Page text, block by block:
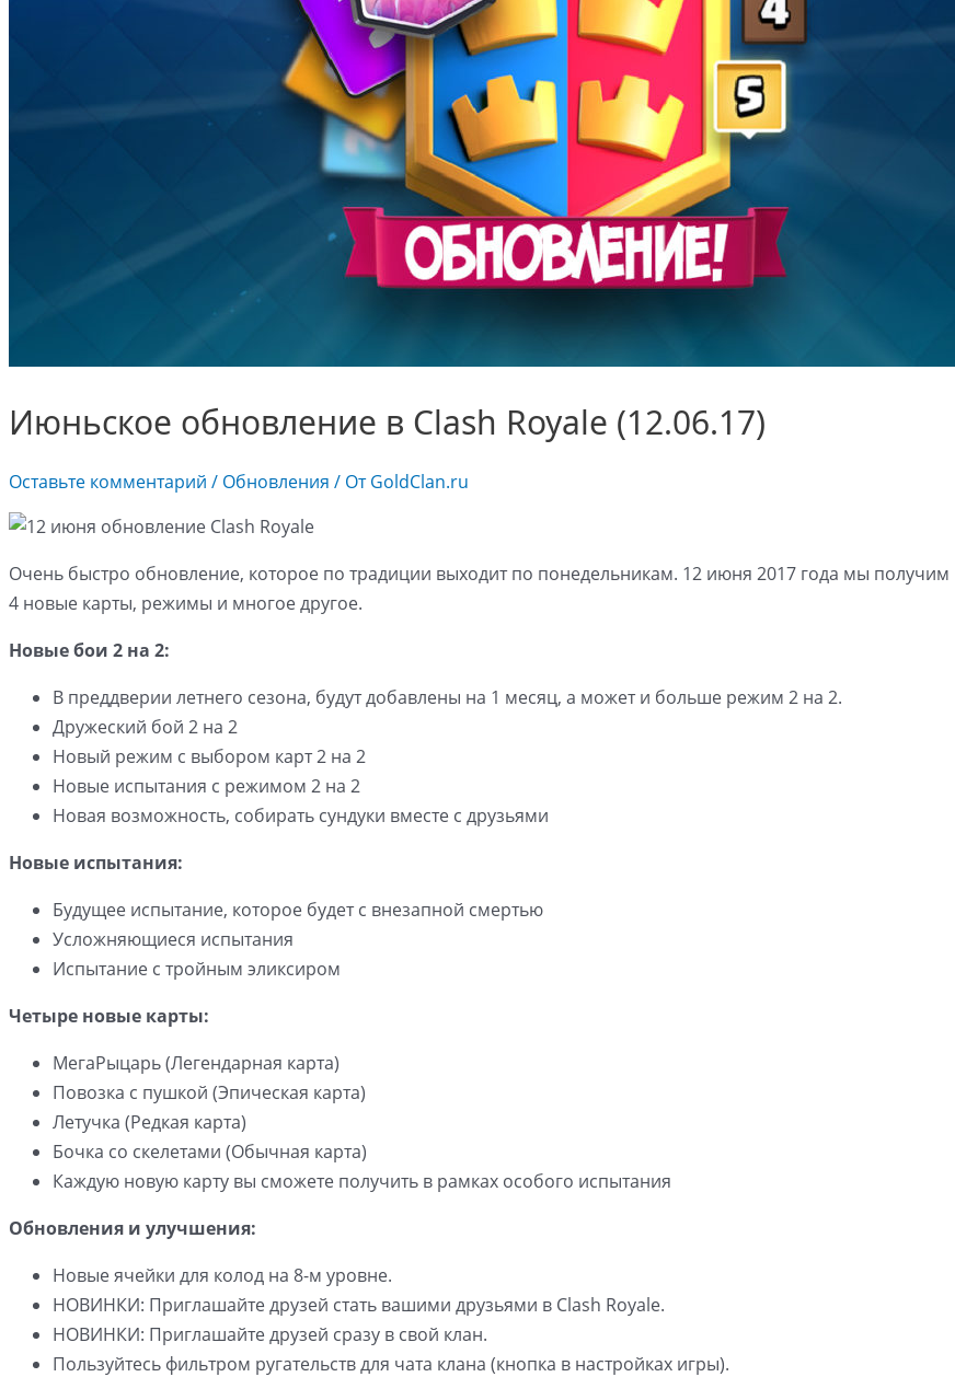
Июньское обновление в Clash Royale (12.06.17)
Оставьте комментарий / Обновления / От GoldClan.ru
Очень быстро обновление, которое по традиции выходит по понедельникам. 12 июня 2017 года мы получим
4 новые карты, режимы и многое другое.
Новые бои 2 на 2:
В преддверии летнего сезона, будут добавлены на 1 месяц, а может и больше режим 2 на 2.
Дружеский бой 2 на 2
Новый режим с выбором карт 2 на 2
Новые испытания с режимом 2 на 2
Новая возможность, собирать сундуки вместе с друзьями
Новые испытания:
Будущее испытание, которое будет с внезапной смертью
Усложняющиеся испытания
Испытание с тройным эликсиром
Четыре новые карты:
МегаРыцарь (Легендарная карта)
Повозка с пушкой (Эпическая карта)
Летучка (Редкая карта)
Бочка со скелетами (Обычная карта)
Каждую новую карту вы сможете получить в рамках особого испытания
Обновления и улучшения:
Новые ячейки для колод на 8-м уровне.
НОВИНКИ: Приглашайте друзей стать вашими друзьями в Clash Royale.
НОВИНКИ: Приглашайте друзей сразу в свой клан.
Пользуйтесь фильтром ругательств для чата клана (кнопка в настройках игры).